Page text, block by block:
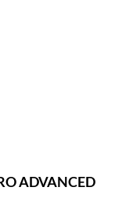
ADVANCED